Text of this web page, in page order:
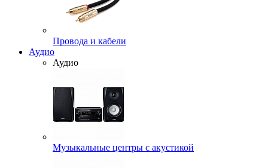
Провода и кабели
Аудио
Аудио
Музыкальные центры с акустикой